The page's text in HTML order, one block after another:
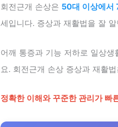
회전근개 손상은 50대 이상에서
세입니다. 증상과 재활법을 잘
어깨 통증과 기능 저하로 일상생
요. 회전근개 손상 증상과 재활
정확한 이해와 꾸준한 관리가 빠